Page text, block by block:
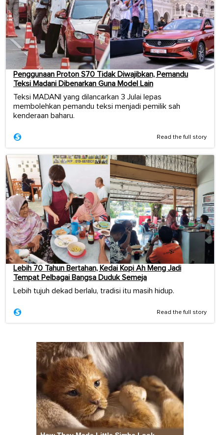
Penggunaan Proton S70 Tidak Diwajibkan, Pemandu
Teksi Madani Dibenarkan Guna Model Lain
Teksi MADANI yang dilancarkan 3 Julai lepas
membolehkan pemandu teksi menjadi pemilik sah
kenderaan baharu.
Read the full story
Lebih 70 Tahun Bertahan, Kedai Kopi Ah Meng Jadi
Tempat Pelbagai Bangsa Duduk Semeja
Lebih tujuh dekad berlalu, tradisi itu masih hidup.
Read the full story